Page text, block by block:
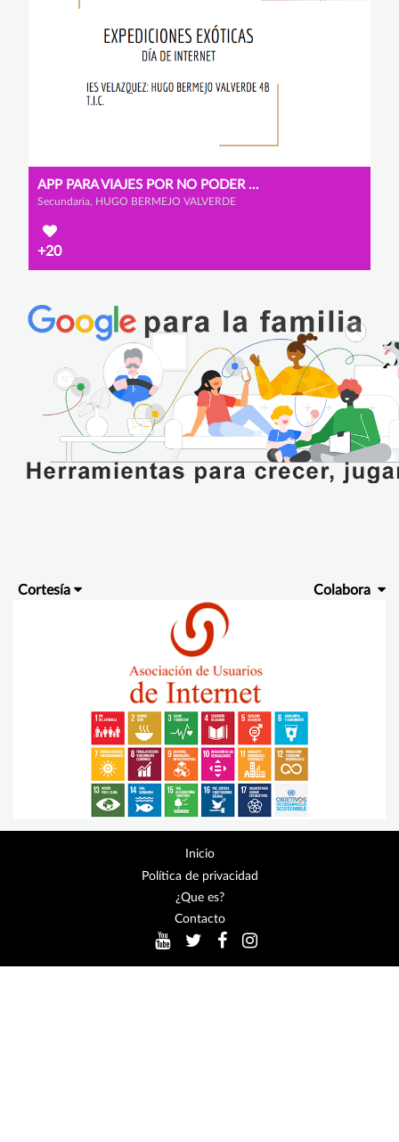
APP PARA VIAJES POR NO PODER DESPLAZARSE POR EL COVID
Secundaria, HUGO BERMEJO VALVERDE
+20
Cortesía Colabora
Inicio
Política de privacidad
¿Que es?
Contacto